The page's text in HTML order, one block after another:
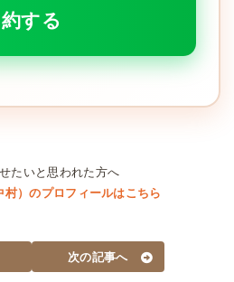
約する
たいと思われた方へ
）のプロフィールはこちら
次の記事へ